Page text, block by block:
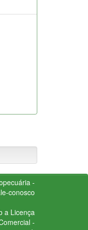
-
conosco
a Licença
-